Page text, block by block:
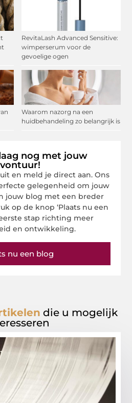
RevitaLash Advanced Sensitive:
wimperserum voor de
gevoelige ogen
Waarom nazorg na een
huidbehandeling zo belangrijk is
nog met jouw
en meld je direct aan. Ons
gelegenheid om jouw
jouw blog met een breder
op de knop ‘Plaats nu een
stap richting meer
en ontwikkeling.
nu een blog
die u mogelijk